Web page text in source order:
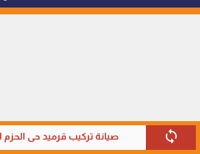
sync صيانة تركيب قرميد حي الحزم